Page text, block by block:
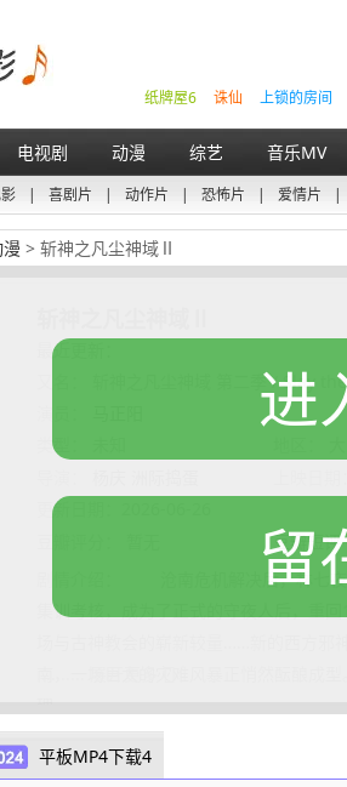
上锁的房间
诛仙
纸牌屋6
电视剧 动漫 综艺 音乐MV
| 喜剧片 | 动作片 | 恐怖片 | 爱情片 |
> 斩神之凡尘神域Ⅱ
最近更新：
斩神之凡尘神域 第二季 / Slay
类型：
更新日期：
豆瓣短评
沧南危机解决后，林七夜
集训考核，成为了正式的守夜人后，重
平板MP4下载4
进
留